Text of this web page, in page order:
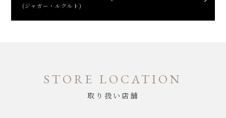
(ジャガー・ルクルト)
STORE LOCATION
取り扱い店舗